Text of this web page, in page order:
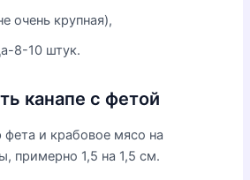
очень крупная),
8-10 штук.
канапе с фетой
и крабовое мясо на
примерно 1,5 на 1,5 см.